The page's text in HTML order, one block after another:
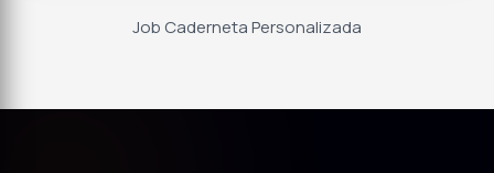
Job Caderneta Personalizada